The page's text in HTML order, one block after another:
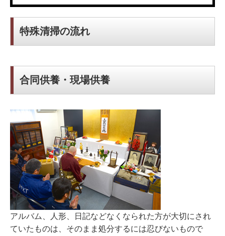
特殊清掃の流れ
合同供養・現場供養
アルバム、人形、日記などなくなられた方が大切にされ
ていたものは、そのまま処分するには忍びないもので